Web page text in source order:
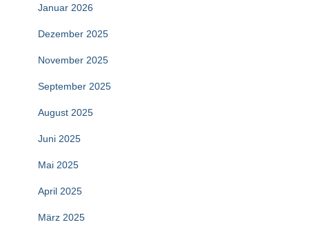
Januar 2026
Dezember 2025
November 2025
September 2025
August 2025
Juni 2025
Mai 2025
April 2025
März 2025